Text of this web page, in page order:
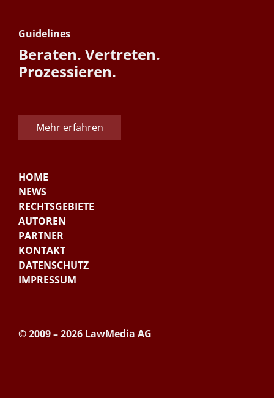
Guidelines
Beraten. Vertreten.
Prozessieren.
Mehr erfahren
HOME
NEWS
RECHTSGEBIETE
AUTOREN
PARTNER
KONTAKT
DATENSCHUTZ
IMPRESSUM
© 2009 – 2026 LawMedia AG